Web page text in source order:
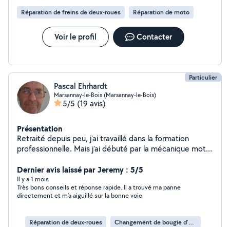
Réparation de freins de deux-roues Réparation de moto
Voir le profil Contacter
Particulier
Pascal Ehrhardt
Marsannay-le-Bois (Marsannay-le-Bois)
5/5 (19 avis)
Présentation
Retraité depuis peu, j'ai travaillé dans la formation
professionnelle. Mais j'ai débuté par la mécanique moto
réparation moto et matériels de jardinage, ainsi que la
restauration de motos vintage.
Dernier avis laissé par Jeremy : 5/5
Il y a 1 mois
Très bons conseils et réponse rapide. Il a trouvé ma panne
directement et m’a aiguillé sur la bonne voie
Réparation de deux-roues Changement de bougie d'un deux-roues